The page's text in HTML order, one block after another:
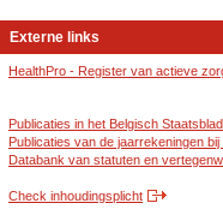
Externe links
HealthPro - Register van actieve
Publicaties in het Belgisch Staatsblad
Publicaties van de jaarrekeningen bij
Databank van statuten en
Check inhoudingsplicht